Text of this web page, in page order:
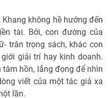
không hề hướng đến
tài. Bởi, con đường của
trân trọng sách, khác con
giải trí hay kinh doanh.
hồn, lắng đọng để nhìn
viết của một tác giả xa
lần.